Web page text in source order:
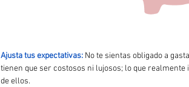
Ajusta tus expectativas: No te sientas obligado a
tienen que ser costosos ni lujosos; lo que
de ellos.